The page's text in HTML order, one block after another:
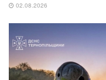
02.08.2026